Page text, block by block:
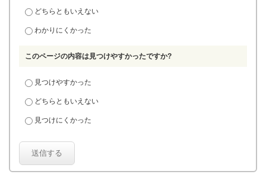
どちらともいえない
わかりにくかった
このページの内容は見つけやすかったですか?
見つけやすかった
どちらともいえない
見つけにくかった
送信する